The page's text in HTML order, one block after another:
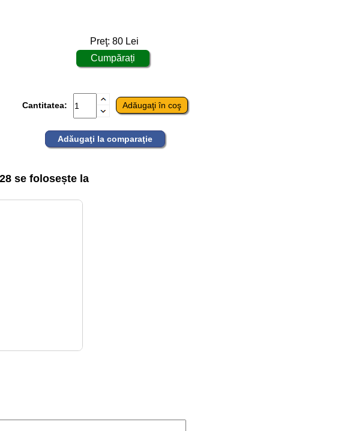
Preţ:80 Lei
Cantitatea:
Adăugaţi la comparaţie
se folosește la